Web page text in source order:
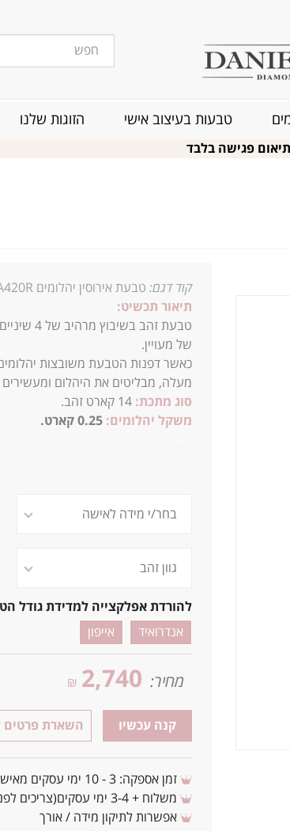
טבעות בעיצוב אישי הזוגות שלנו
פגישה בלבד
קוד דגם: טבעת אירוסין יהלומים RA420R
תיאור תכשיט:
טבעת זהב
של מעויין.
כאשר דפנות הטבעת משובצות
מעלה, מבליטים את היהלום ומעשירים
סוג מתכת: 14 קארט זהב.
משקל יהלומים: 0.25 קארט.
להורדת אפלקצייה למדידת גודל
אנדרואיד
אייפון
מחיר: 2,740
₪
קנה עכשיו השארת פרטים
זמן אספקה: 3 - 10 ימי עסקים מאישור העסקה
משלוח + 3-4 ימי עסקים(צריכים לפני ? צרו איתנו קשר)
אפשרות לתיקון מידה / אורך